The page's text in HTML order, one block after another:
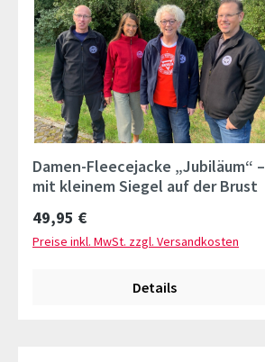
Damen-Fleecejacke „Jubiläum“ –
mit kleinem Siegel auf der Brust
Regulärer Preis:
49,95 €
Preise inkl. MwSt. zzgl. Versandkosten
Details